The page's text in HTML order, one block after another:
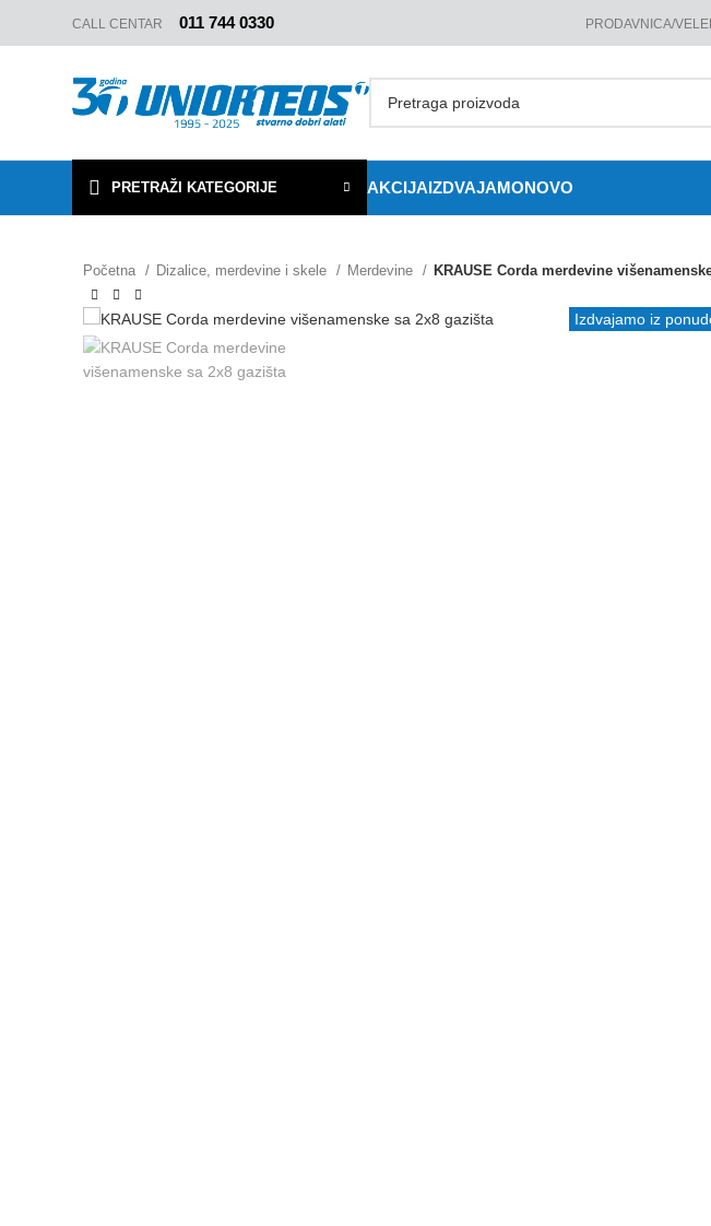
CALL CENTAR 011 744 0330 PRODAVNICA/
PRETRAŽI KATEGORIJE AKCIJAIZDVAJAMONOVO
Početna Dizalice, merdevine i skele Merdevine KRAUSE Corda merdevine
Izdvajamo iz